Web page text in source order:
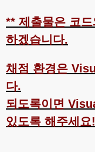
** 제출물은 코
하겠습니다.
채점 환경은
다.
되도록이면
있도록 해주세요!